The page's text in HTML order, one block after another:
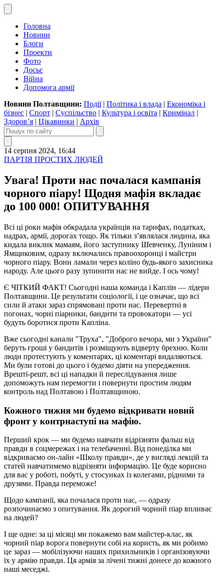
Головна
Новини
Блоги
Проекти
Фото
Досьє
Війна
Допомога армії
Новини Полтавщини: Події| Політика і влада | Економіка і
бізнес | Спорт | Суспільство | Культура і освіта | Кримінал |
Здоров’я | Цікавинки | Архів
14 серпня 2024, 16:44
ПАРТІЯ ПРОСТИХ ЛЮДЕЙ
Увага! Проти нас почалася кампанія
чорного піару! Щодня мафія вкладає
до 100 000! ОПИТУВАННЯ
Всі ці роки мафія обкрадала українців на тарифах, податках,
надрах, армії, дорогах тощо. Як тільки з’являлася людина, яка
кидала виклик мамаям, його заступнику Шевченку, Луніним і
Ямщиковим, одразу включались правоохоронці і майстри
чорного піару. Вони ламали через коліно будь-якого захисника
народу. Але цього разу зупинити нас не вийде. І ось чому!
Є ЧІТКИЙ ФАКТ! Сьогодні наша команда і Каплін — лідери
Полтавщини. Це результати соціології, і це означає, що всі
сили й атаки зараз спрямовані проти нас. Перевертні в
погонах, чорні піарники, бандити та провокатори — усі
будуть боротися проти Капліна.
Вже сьогодні канали "Труха", "Доброго вечора, ми з України"
беруть гроші у бандитів і розміщують відверту брехню. Коли
люди протестують у коментарях, ці коментарі видаляються.
Ми були готові до цього і будемо діяти на упередження.
Врешті-решт, всі ці нападки й переслідування лише
допоможуть нам перемогти і повернути простим людям
контроль над Полтавою і Полтавщиною.
Кожного тижня ми будемо відкривати новий
фронт у контрнаступі на мафію.
Перший крок — ми будемо навчати відрізняти фальш від
правди в соцмережах і на телебаченні. Від понеділка ми
відкриваємо он-лайн «Школу правди», де у вигляді лекцій та
статей навчатимемо відрізняти інформацію. Це буде корисно
для вас у роботі, побуті, у стосунках із колегами, рідними та
друзями. Правда переможе!
Щодо кампанії, яка почалася проти нас, — одразу
розпочинаємо з опитування. Як дорогий чорний піар впливає
на людей?
І ще одне: за ці місяці ми покажемо вам майстер-клас, як
чорний піар ворога повернути собі на користь, як ми робимо
це зараз — мобілізуючи наших прихильників і організовуючи
їх у армію правди. Ця армія за лічені тижні донесе до кожного
наші меседжі.